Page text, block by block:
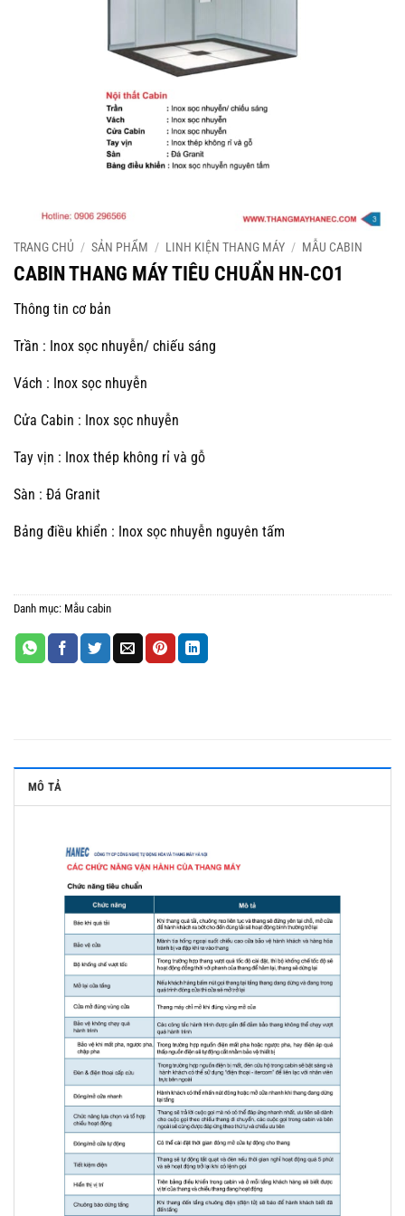
TRANG CHỦ / SẢN PHẨM / LINH KIỆN THANG MÁY / MẪU CABIN
CABIN THANG MÁY TIÊU CHUẨN HN-CO1
Thông tin cơ bản
Trần : Inox sọc nhuyễn/ chiếu sáng
Vách : Inox sọc nhuyễn
Cửa Cabin : Inox sọc nhuyễn
Tay vịn : Inox thép không rỉ và gỗ
Sàn : Đá Granit
Bảng điều khiển : Inox sọc nhuyễn nguyên tấm
Danh mục: Mẫu cabin
MÔ TẢ